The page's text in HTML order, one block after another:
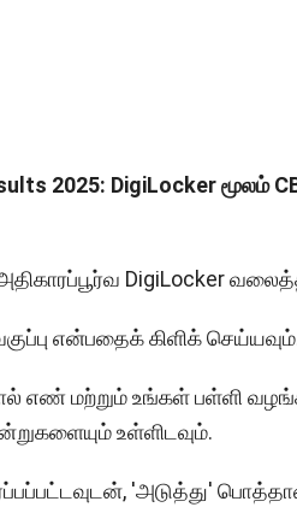
2025: DigiLocker மூலம்
DigiLocker
என்பதைக் கிளிக்
எண் மற்றும் உங்கள் பள்ளி
உள்ளிடவும்.
'அடுத்து'